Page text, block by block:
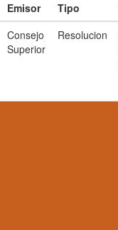
Emisor Tipo
Consejo
Superior
Resolucion